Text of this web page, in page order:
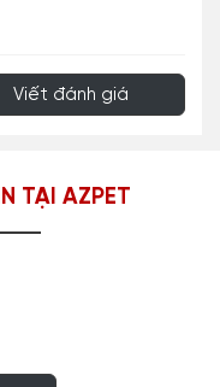
Viết đánh giá
TẠI AZPET